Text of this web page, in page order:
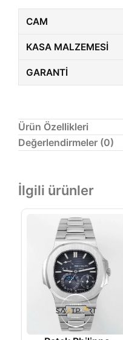
CAM
KASA MALZEMESI
GARANTI
Ürün Özellikleri
Değerlendirmeler (0)
İlgili ürünler